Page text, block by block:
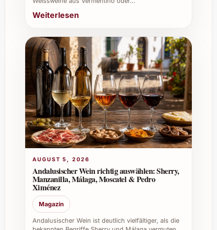
Silvesterpartys – sorgt für
unvergessliche Genussmomente.
Schmuckstück und optional für
Degustationen.
Auch bei Caterings eine wertvolle
Ergänzung zu exklusiven Menüs und
Getränkeservices.
Bestellen Sie Rémy Martin V.S.O.P. 70 cl jetzt
und erleben Sie ein unvergleichliches
Geschmackserlebnis, das jeden Anlass zu
etwas Besonderem macht!
Weiterlesen
AUGUST 5, 2026
Andalusischer Wein richtig auswählen: Sherry,
Manzanilla, Málaga, Moscatel & Pedro
Ximénez
Magazin
Andalusischer Wein ist deutlich vielfältiger, als die